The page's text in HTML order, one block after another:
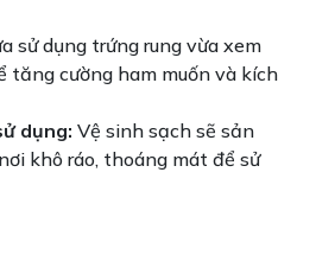
sử dụng trứng rung vừa xem
tăng cường ham muốn và kích
dụng: Vệ sinh sạch sẽ sản
khô ráo, thoáng mát để sử